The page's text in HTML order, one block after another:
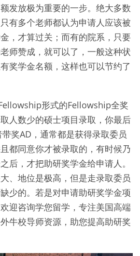
发放极为重要的一步。绝大多数
有多个老师都认为申请人应该被
，才算过关；而有的院系，只要
师赞成，就可以了，一般这种状
奖学金名额，这样也可以节约了
形式的Fellowship全奖
人数少的硕士项目录取，你最后
奖AD，通常都是获得录取委员
都同意你才被录取的，有时候乃
后，才把助研奖学金给申请人。
、地位是极高，但是走录取委员
少的。若是对申请助研奖学金项
迎咨询学您留学，专注美国高端
牛校导师资源，助您提高助研奖